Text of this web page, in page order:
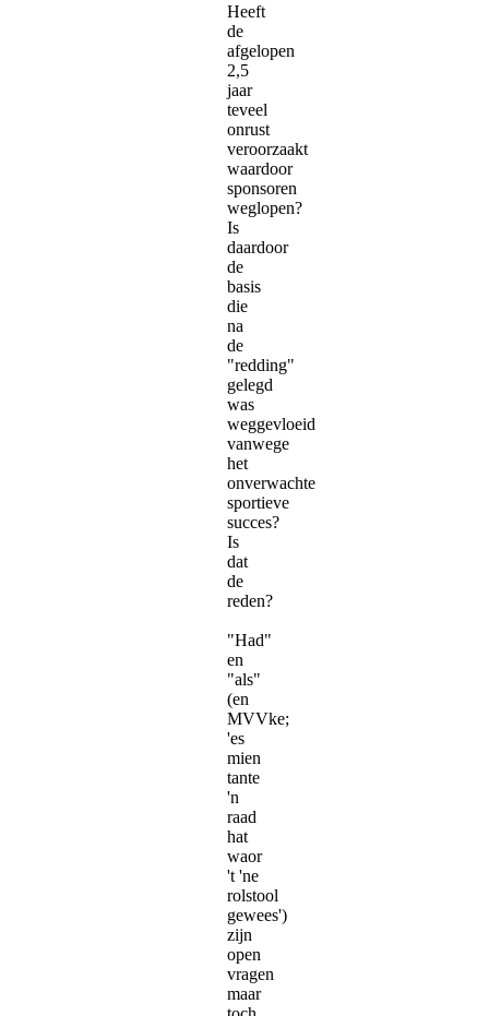
Heeft
de
afgelopen
2,5
jaar
teveel
onrust
veroorzaakt
waardoor
sponsoren
weglopen?
Is
daardoor
de
basis
die
na
de
"redding"
gelegd
was
weggevloeid
vanwege
het
onverwachte
sportieve
succes?
Is
dat
de
reden?
"Had"
en
"als"
(en
MVVke;
'es
mien
tante
'n
raad
hat
waor
't 'ne
rolstool
gewees')
zijn
open
vragen
maar